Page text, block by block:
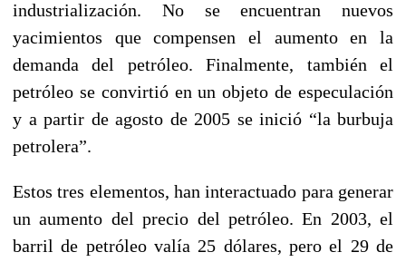
industrialización. No se encuentran nuevos
yacimientos que compensen el aumento en la
demanda del petróleo. Finalmente, también el
petróleo se convirtió en un objeto de especulación
y a partir de agosto de 2005 se inició “la burbuja
petrolera”.
Estos tres elementos, han interactuado para generar
un aumento del precio del petróleo. En 2003, el
barril de petróleo valía 25 dólares, pero el 29 de